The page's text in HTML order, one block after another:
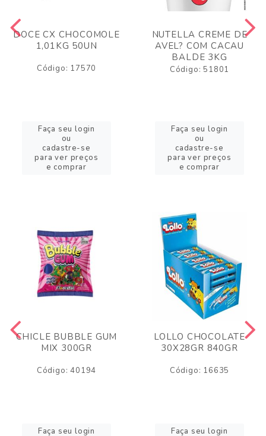
DOCE CX CHOCOMOLE
1,01KG 50UN
Código: 17570
Faça seu login
ou
cadastre-se
para ver preços
e comprar
NUTELLA CREME DE
AVEL? COM CACAU
BALDE 3KG
Código: 51801
Faça seu login
ou
cadastre-se
para ver preços
e comprar
CHICLE BUBBLE GUM
MIX 300GR
Código: 40194
Faça seu login
LOLLO CHOCOLATE
30X28GR 840GR
Código: 16635
Faça seu login